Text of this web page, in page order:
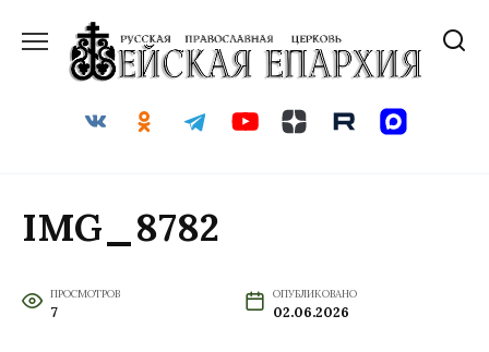
содержанию
IMG_8782
ПРОСМОТРОВ
7
ОПУБЛИКОВАНО
02.06.2026